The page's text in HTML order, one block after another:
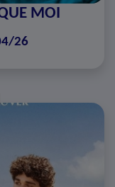
MOI
26